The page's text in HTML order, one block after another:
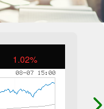
1.02%